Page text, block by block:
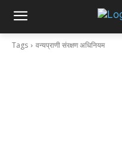
Tags वन्यप्राणी संरक्षण अधिनियम